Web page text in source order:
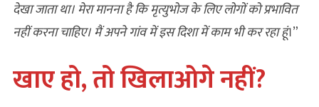
देखा जाता था। मेरा मानना है कि मृत्युभोज के लिए लोगों को प्रभावित
नहीं करना चाहिए। मैं अपने गांव में इस दिशा में काम भी कर रहा हूं।”
खाए हो, तो खिलाओगे नहीं?